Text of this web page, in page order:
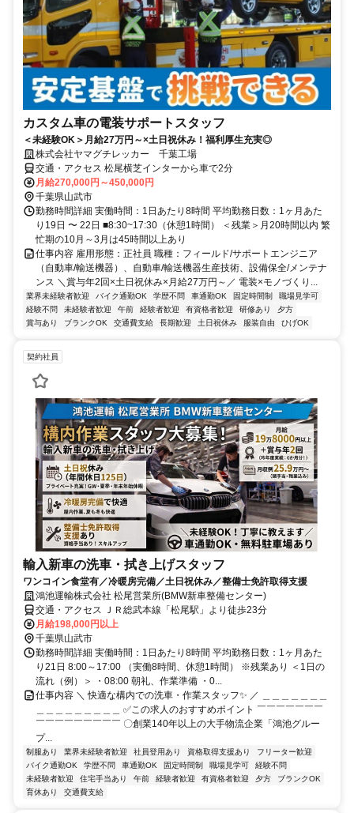
カスタム車の電装サポートスタッフ
＜未経験OK＞月給27万円～×土日祝休み！福利厚生充実◎
株式会社ヤマグチレッカー 千葉工場
交通・アクセス 松尾横芝インターから車で2分
月給270,000円～450,000円
千葉県山武市
勤務時間詳細 実働時間：1日あたり8時間 平均勤務日数：1ヶ月あた
り19日 〜 22日 ■8:30~17:30（休憩1時間） ＜残業＞月20時間以内 繁
忙期の10月～3月は45時間以上あり
仕事内容 雇用形態：正社員 職種：フィールド/サポートエンジニア
（自動車/輸送機器）、自動車/輸送機器生産技術、設備保全/メンテナ
ンス ＼賞与年2回×土日祝休み×月給27万円～／ 電装×モノづくり...
業界未経験者歓迎 バイク通勤OK 学歴不問 車通勤OK 固定時間制
職場見学可
経験不問
未経験者歓迎 午前 経験者歓迎 有資格者歓迎 研修あり
夕方
賞与あり
ブランクOK 交通費支給 長期歓迎 土日祝休み 服装自由 ひげOK
契約社員
輸入新車の洗車・拭き上げスタッフ
ワンコイン食堂有／冷暖房完備／土日祝休み／整備士免許取得支援
鴻池運輸株式会社 松尾営業所(BMW新車整備センター)
交通・アクセス ＪＲ総武本線「松尾駅」より徒歩23分
月給198,000円以上
千葉県山武市
勤務時間詳細 実働時間：1日あたり8時間 平均勤務日数：1ヶ月あた
り21日 8:00～17:00 （実働8時間、休憩1時間） ※残業あり ＜1日の
流れ（例）＞ ・08:00 朝礼、作業準備 ・0...
仕事内容 ＼ 快適な構内での洗車・作業スタッフ✨ ／ ＿＿＿＿＿＿＿
＿＿＿＿＿＿＿＿＿ ✅この求人のおすすめポイント ￣￣￣￣￣￣￣
￣￣￣￣￣￣￣￣￣ 〇創業140年以上の大手物流企業「鴻池グルー
プ...
制服あり 業界未経験者歓迎 社員登用あり 資格取得支援あり
フリーター歓迎
バイク通勤OK
学歴不問 車通勤OK 固定時間制 職場見学可
経験不問
未経験者歓迎
住宅手当あり 午前 経験者歓迎 有資格者歓迎 夕方
ブランクOK
育休あり
交通費支給